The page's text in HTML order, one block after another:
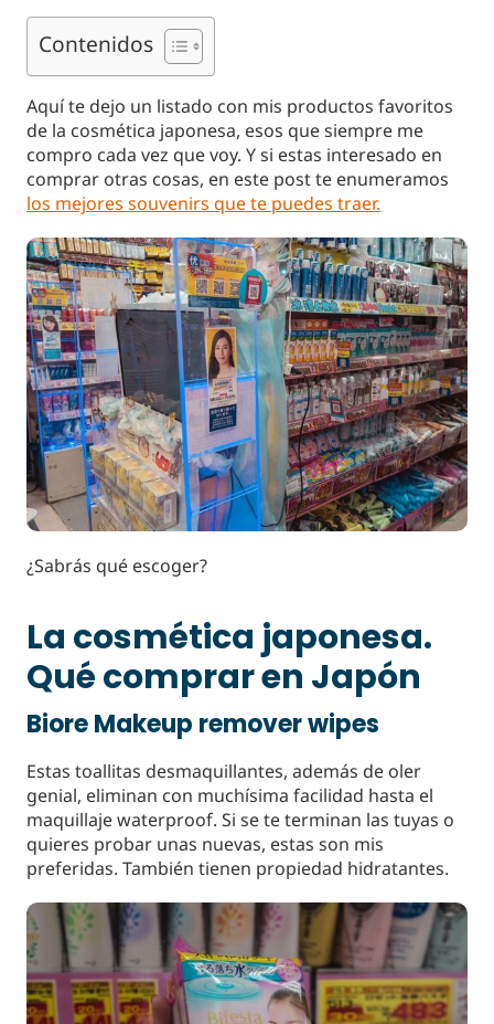
Contenidos
Aquí te dejo un listado con mis productos favoritos
de la cosmética japonesa, esos que siempre me
compro cada vez que voy. Y si estas interesado en
comprar otras cosas, en este post te enumeramos
los mejores souvenirs que te puedes traer.
¿Sabrás qué escoger?
La cosmética japonesa.
Qué comprar en Japón
Biore Makeup remover wipes
Estas toallitas desmaquillantes, además de oler
genial, eliminan con muchísima facilidad hasta el
maquillaje waterproof. Si se te terminan las tuyas o
quieres probar unas nuevas, estas son mis
preferidas. También tienen propiedad hidratantes.